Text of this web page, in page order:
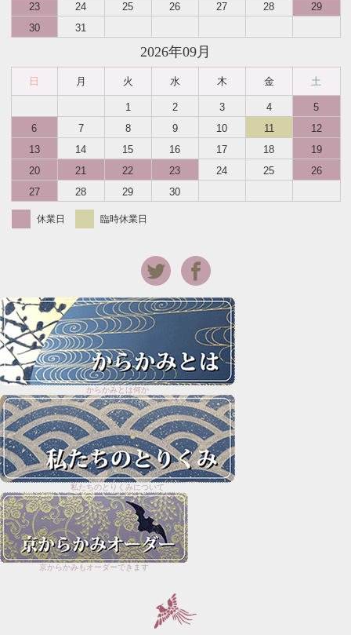
23
24 25 26 27 28
29
30
31
2026年09月
日 月 火 水 木 金 土
1 2 3 4
5
6
7 8 9 10 11
12
13
14 15 16 17 18
19
20
21 22 23 24 25
26
27
28 29 30
休業日 臨時休業日
からかみとは何か
私たちのとりくみについて
京からかみもオーダーできます